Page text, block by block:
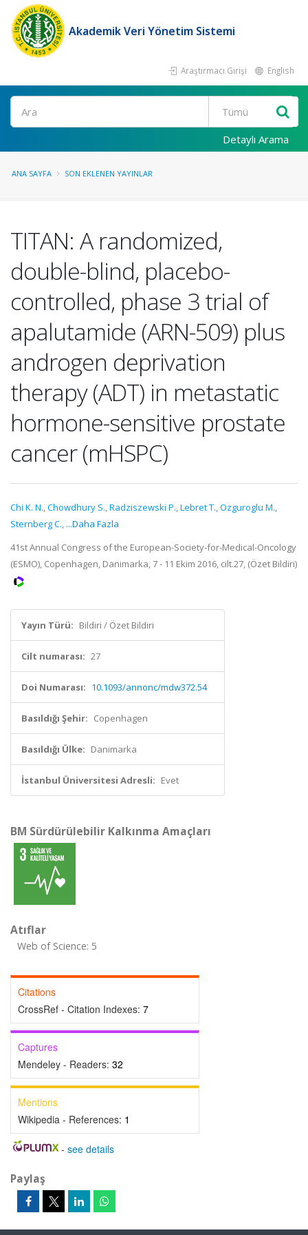
Akademik Veri Yönetim Sistemi
Araştırmacı Girişi English
Ara
Detaylı Arama
ANA SAYFA SON EKLENEN YAYINLAR
TITAN: A randomized,
double-blind, placebo-
controlled, phase 3 trial of
apalutamide (ARN-509) plus
androgen deprivation
therapy (ADT) in metastatic
hormone-sensitive prostate
cancer (mHSPC)
Chi K. N.,Chowdhury S.,Radziszewski P.,Lebret T.,Ozguroglu M.,
Sternberg C., ...Daha Fazla
41st Annual Congress of the European-Society-for-Medical-Oncology
(ESMO), Copenhagen, Danimarka, 7 - 11 Ekim 2016, cilt.27, (Özet Bildiri)
Yayın Türü: Bildiri / Özet Bildiri
Cilt numarası: 27
Doi Numarası: 10.1093/annonc/mdw372.54
Basıldığı Şehir: Copenhagen
Basıldığı Ülke: Danimarka
İstanbul Üniversitesi Adresli: Evet
BM Sürdürülebilir Kalkınma Amaçları
Atıflar
Web of Science: 5
Citations
CrossRef - Citation Indexes: 7
Captures
Mendeley - Readers: 32
Mentions
Wikipedia - References: 1
- see details
Paylaş